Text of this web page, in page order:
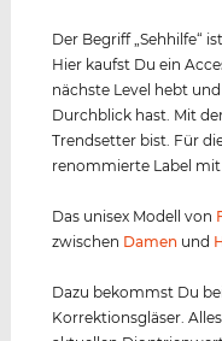
Der Begriff „Sehhilfe“
Hier kaufst Du ein
nächste Level hebt
Durchblick hast. Mit
Trendsetter bist. Für
renommierte Label
Das unisex Modell von
zwischen Damen und
Dazu bekommst Du
Korrektionsgläser.